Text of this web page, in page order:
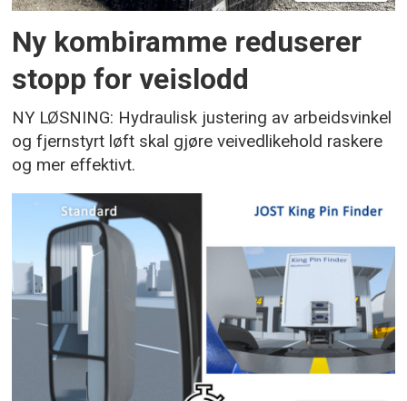
Ny kombiramme reduserer
stopp for veislodd
NY LØSNING: Hydraulisk justering av arbeidsvinkel
og fjernstyrt løft skal gjøre veivedlikehold raskere
og mer effektivt.